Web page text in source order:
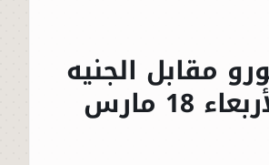
مقابل الجنيه
اليوم الأربعاء 18 مارس